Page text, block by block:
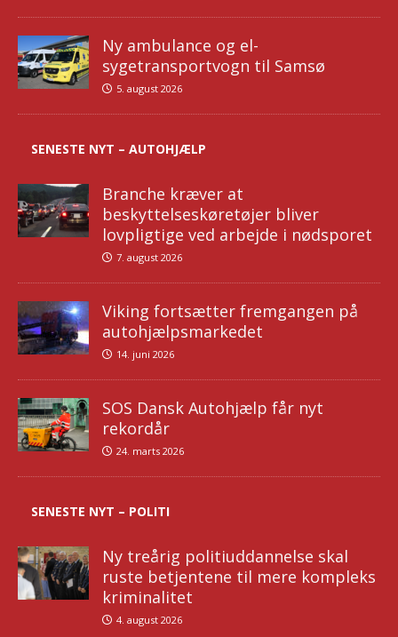
Ny ambulance og el-
sygetransportvogn til Samsø
5. august 2026
SENESTE NYT – AUTOHJÆLP
Branche kræver at
beskyttelseskøretøjer bliver
lovpligtige ved arbejde i nødsporet
7. august 2026
Viking fortsætter fremgangen på
autohjælpsmarkedet
14. juni 2026
SOS Dansk Autohjælp får nyt
rekordår
24. marts 2026
SENESTE NYT – POLITI
Ny treårig politiuddannelse skal
ruste betjentene til mere kompleks
kriminalitet
4. august 2026